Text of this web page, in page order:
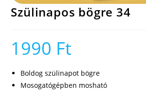
Szülinapos bögre 34
1990 Ft
Boldog szülinapot bögre
Mosogatógépben mosható